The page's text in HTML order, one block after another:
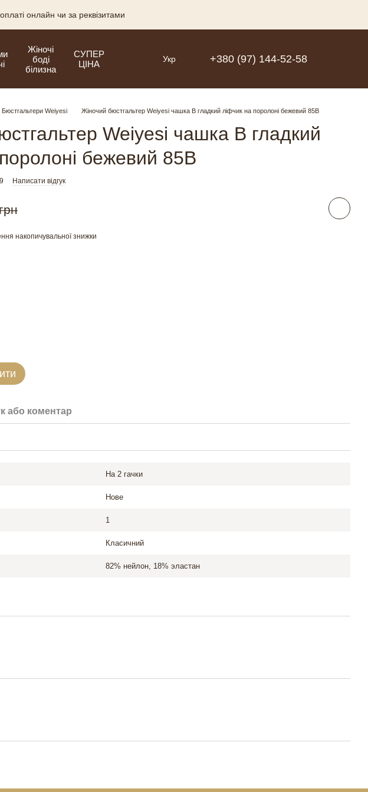
онлайн чи за реквізитами
Жіночі
боді
білизна
СУПЕР
ЦІНА
Укр +380 (97) 144-52-58
Бюстгальтери Weiyesi Жіночий бюстгальтер Weiyesi чашка B гладкий ліфчик на поролоні бежевий 85B
Weiyesi чашка B гладкий
бежевий 85B
Написати відгук
накопичувальної знижки
або коментар
На 2 гачки
Нове
1
Класичний
82% нейлон, 18% эластан